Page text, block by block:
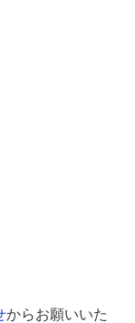
からお願いいた